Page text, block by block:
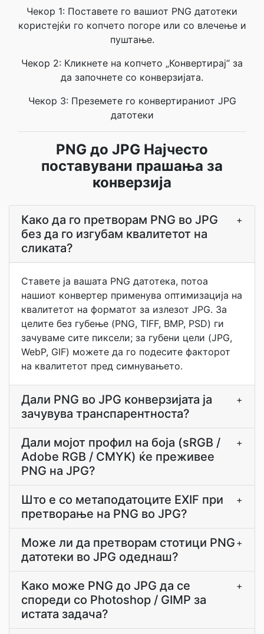
Чекор 1: Поставете го вашиот PNG датотеки
користејќи го копчето погоре или со влечење и
пуштање.
Чекор 2: Кликнете на копчето „Конвертирај“ за
да започнете со конверзијата.
Чекор 3: Преземете го конвертираниот JPG
датотеки
PNG до JPG Најчесто
поставувани прашања за
конверзија
Како да го претворам PNG во JPG
без да го изгубам квалитетот на
сликата?
+
Ставете ја вашата PNG датотека, потоа
нашиот конвертер применува оптимизација на
квалитетот на форматот за излезот JPG. За
целите без губење (PNG, TIFF, BMP, PSD) ги
зачуваме сите пиксели; за губени цели (JPG,
WebP, GIF) можете да го подесите факторот
на квалитетот пред симнувањето.
Дали PNG во JPG конверзијата ја
зачувува транспарентноста?
+
Дали мојот профил на боја (sRGB /
Adobe RGB / CMYK) ќе преживее
PNG на JPG?
+
Што е со метаподатоците EXIF при
претворање на PNG во JPG?
+
Може ли да претворам стотици PNG
датотеки во JPG одеднаш?
+
Како може PNG до JPG да се
спореди со Photoshop / GIMP за
истата задача?
+